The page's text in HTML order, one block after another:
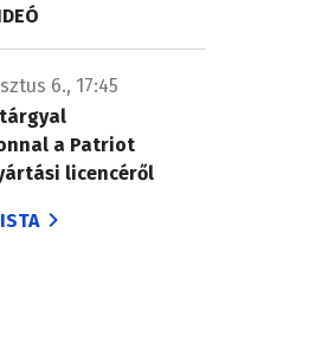
6., 17:45
a Patriot
licencéről